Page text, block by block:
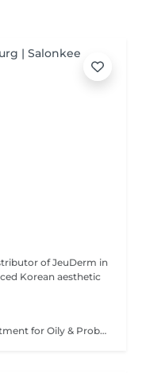
of JeuDerm in
Korean aesthetic
(EN) AcnoCell Ritual-Professional Treatment for Oily & Problematic Skin A comprehensive professional treatment specially designed for oily and problematic skin. The procedure focuses on restoring the skin microbiome balance, reducing the appearance of inflammation, regulating sebum production, and strengthening the skin's natural protective barrier. The treatment combines the innovative ALA Factor preparation with advanced next-generation LED light therapy. This combination helps soothe the skin, support its natural recovery processes, and improve the overall condition of the skin. The procedure is performed using professional JeuDerm skincare products, providing the skin with essential care, hydration, and comfort during and after the treatment. Who is this treatment for? * Oily and problematic skin; * Skin prone to inflammation and breakouts; * Excess sebum production; * Dull and uneven complexion; * Weakened skin barrier; * Skin requiring balance restoration and improvement of overall condition. Benefits after the treatment: * Calmer and more balanced-looking skin; * Reduced feeling of excess oiliness; * Fresher and more even complexion; * Improved skin texture; * Support of a healthy skin microbiome balance; * Intensive professional care and hydration. (FR) AcnoCell Ritual-Soin professionnel pour peaux grasses et à problèmes Un soin professionnel complet spécialement conçu pour les peaux grasses et à problèmes. Ce traitement vise à rétablir l'équilibre du microbiome cutané, à réduire l'apparence des inflammations, à réguler la production de sébum et à renforcer la barrière protectrice naturelle de la peau. Le soin associe le produit innovant ALA Factor à une LED-thérapie de dernière génération. Cette combinaison aide à apaiser la peau, à soutenir ses processus naturels de récupération et à améliorer son état général. Le traitement est réalisé avec les produits professionnels JeuDerm, qui apportent à la peau les soins nécessaires, une hydratation optimale et un confort durable pendant et après la procédure. À qui s'adresse ce soin ? * Peaux grasses et à problèmes ; * Peaux sujettes aux inflammations et aux imperfections ; * Excès de sébum ; * Teint terne et irrégulier ; * Barrière cutanée fragilisée ; * Peaux nécessitant un rééquilibrage et une amélioration de leur état général. Résultats après le soin : * Peau plus apaisée et équilibrée ; * Diminution de la sensation de peau grasse ; * Teint plus frais et plus uniforme ; * Texture de peau améliorée ; * Maintien d'un microbiome cutané sain ; * Soin professionnel intensif et hydratation.